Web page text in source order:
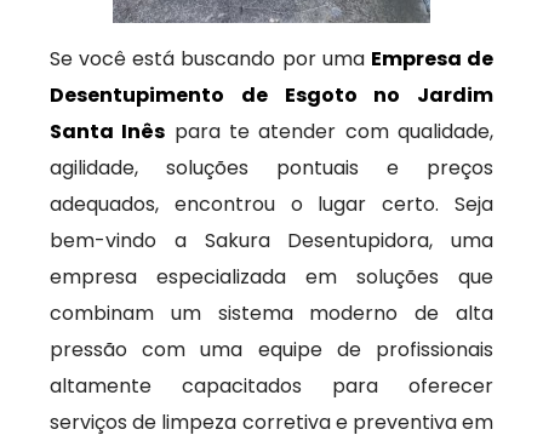
Se você está buscando por uma Empresa de
Desentupimento de Esgoto no Jardim
Santa Inês para te atender com qualidade,
agilidade, soluções pontuais e preços
adequados, encontrou o lugar certo. Seja
bem-vindo a Sakura Desentupidora, uma
empresa especializada em soluções que
combinam um sistema moderno de alta
pressão com uma equipe de profissionais
altamente capacitados para oferecer
serviços de limpeza corretiva e preventiva em